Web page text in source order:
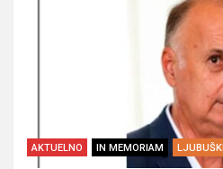
AKTUELNO IN MEMORIAM LJUBUŠKI